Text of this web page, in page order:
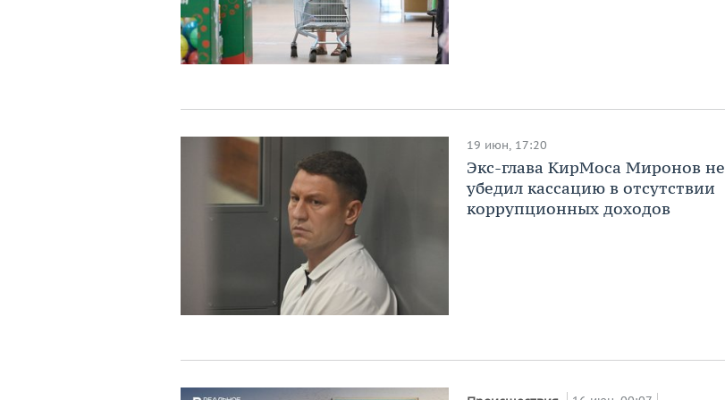
19 июн, 17:20
Экс-глава КирМоса Миронов не
убедил кассацию в отсутствии
коррупционных доходов